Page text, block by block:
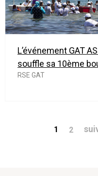
L’événement GAT
souffle sa 10ème
RSE GAT
Pagination1 2